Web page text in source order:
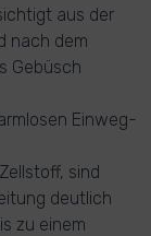
aus der
nach dem
Gebüsch
Einweg-
sind
deutlich
zu einem